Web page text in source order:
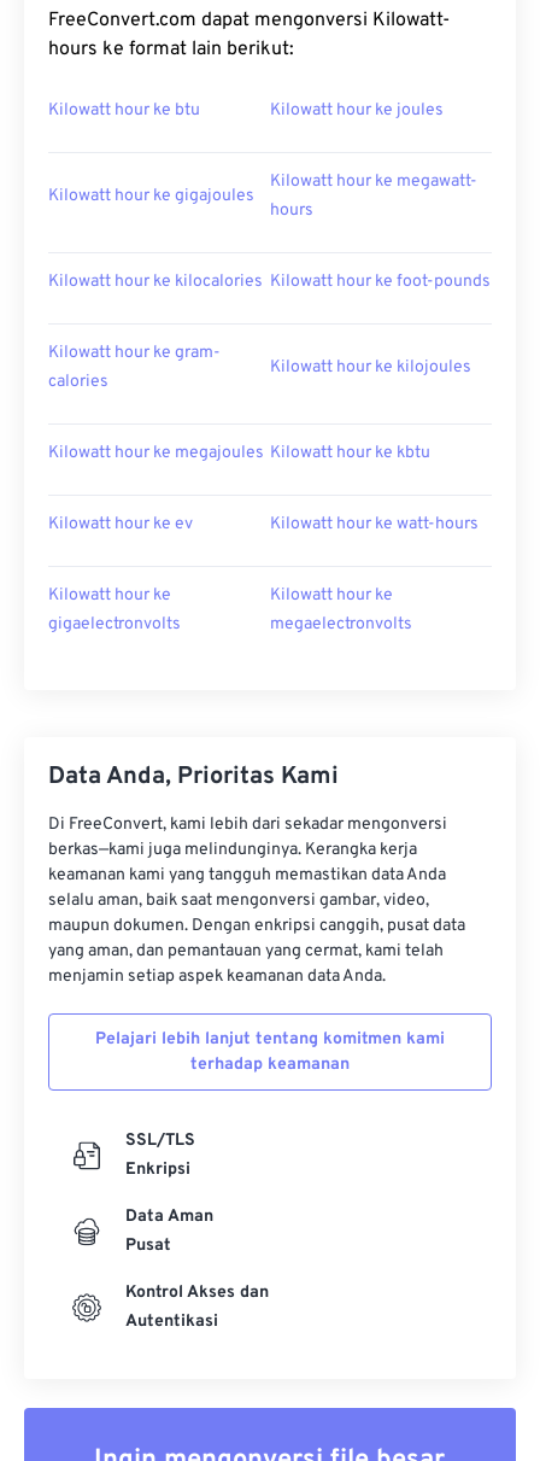
FreeConvert.com dapat mengonversi Kilowatt-
hours ke format lain berikut:
Kilowatt hour ke btu Kilowatt hour ke joules
Kilowatt hour ke gigajoules
Kilowatt hour ke megawatt-
hours
Kilowatt hour ke kilocalories Kilowatt hour ke foot-pounds
Kilowatt hour ke gram-
calories
Kilowatt hour ke kilojoules
Kilowatt hour ke megajoules Kilowatt hour ke kbtu
Kilowatt hour ke ev Kilowatt hour ke watt-hours
Kilowatt hour ke
gigaelectronvolts
Kilowatt hour ke
megaelectronvolts
Data Anda, Prioritas Kami
Di FreeConvert, kami lebih dari sekadar mengonversi
berkas—kami juga melindunginya. Kerangka kerja
keamanan kami yang tangguh memastikan data Anda
selalu aman, baik saat mengonversi gambar, video,
maupun dokumen. Dengan enkripsi canggih, pusat data
yang aman, dan pemantauan yang cermat, kami telah
menjamin setiap aspek keamanan data Anda.
Pelajari lebih lanjut tentang komitmen kami
terhadap keamanan
SSL/TLS
Enkripsi
Data Aman
Pusat
Kontrol Akses dan
Autentikasi